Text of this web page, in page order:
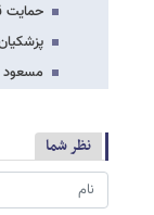
حمایت
مسعود
نظر شما